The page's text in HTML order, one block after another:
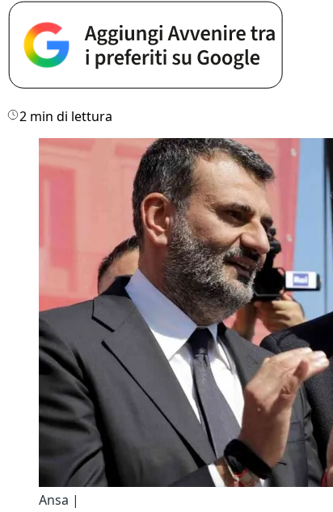
2 min di lettura
Ansa |